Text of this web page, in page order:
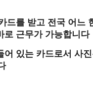
드를 받고 전국 어느
로 근무가 가능합니다
어 있는 카드로서 사